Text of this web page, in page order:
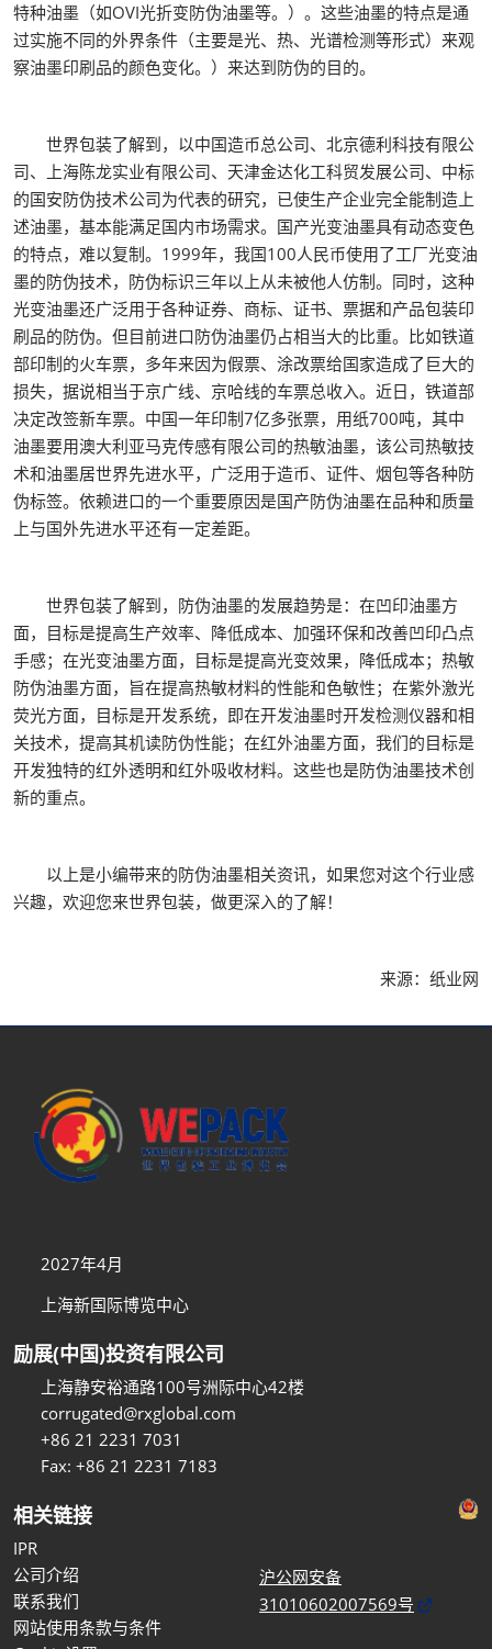
特种油墨（如OVI光折变防伪油墨等。）。这些油墨的特点是通
过实施不同的外界条件（主要是光、热、光谱检测等形式）来观
察油墨印刷品的颜色变化。）来达到防伪的目的。
世界包装了解到，以中国造币总公司、北京德利科技有限公
司、上海陈龙实业有限公司、天津金达化工科贸发展公司、中标
的国安防伪技术公司为代表的研究，已使生产企业完全能制造上
述油墨，基本能满足国内市场需求。国产光变油墨具有动态变色
的特点，难以复制。1999年，我国100人民币使用了工厂光变油
墨的防伪技术，防伪标识三年以上从未被他人仿制。同时，这种
光变油墨还广泛用于各种证券、商标、证书、票据和产品包装印
刷品的防伪。但目前进口防伪油墨仍占相当大的比重。比如铁道
部印制的火车票，多年来因为假票、涂改票给国家造成了巨大的
损失，据说相当于京广线、京哈线的车票总收入。近日，铁道部
决定改签新车票。中国一年印制7亿多张票，用纸700吨，其中
油墨要用澳大利亚马克传感有限公司的热敏油墨，该公司热敏技
术和油墨居世界先进水平，广泛用于造币、证件、烟包等各种防
伪标签。依赖进口的一个重要原因是国产防伪油墨在品种和质量
上与国外先进水平还有一定差距。
世界包装了解到，防伪油墨的发展趋势是：在凹印油墨方
面，目标是提高生产效率、降低成本、加强环保和改善凹印凸点
手感；在光变油墨方面，目标是提高光变效果，降低成本；热敏
防伪油墨方面，旨在提高热敏材料的性能和色敏性；在紫外激光
荧光方面，目标是开发系统，即在开发油墨时开发检测仪器和相
关技术，提高其机读防伪性能；在红外油墨方面，我们的目标是
开发独特的红外透明和红外吸收材料。这些也是防伪油墨技术创
新的重点。
以上是小编带来的防伪油墨相关资讯，如果您对这个行业感
兴趣，欢迎您来世界包装，做更深入的了解！
来源：纸业网
2027年4月
上海新国际博览中心
励展(中国)投资有限公司
上海静安裕通路100号洲际中心42楼
corrugated@rxglobal.com
+86 21 2231 7031
Fax: +86 21 2231 7183
相关链接
IPR
公司介绍
联系我们
网站使用条款与条件
沪公网安备
31010602007569号